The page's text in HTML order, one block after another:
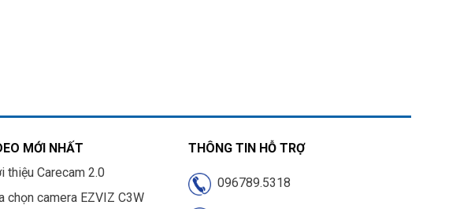
MỚI NHẤT
thiệu Carecam 2.0
chọn camera EZVIZ C3W
THÔNG TIN HỖ TRỢ
096789.5318